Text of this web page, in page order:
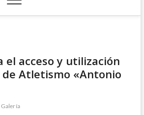
el acceso y utilización
de Atletismo «Antonio
Galería